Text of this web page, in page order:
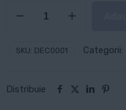
cu
SKU: DEC0001 Categorii:
Distribuie